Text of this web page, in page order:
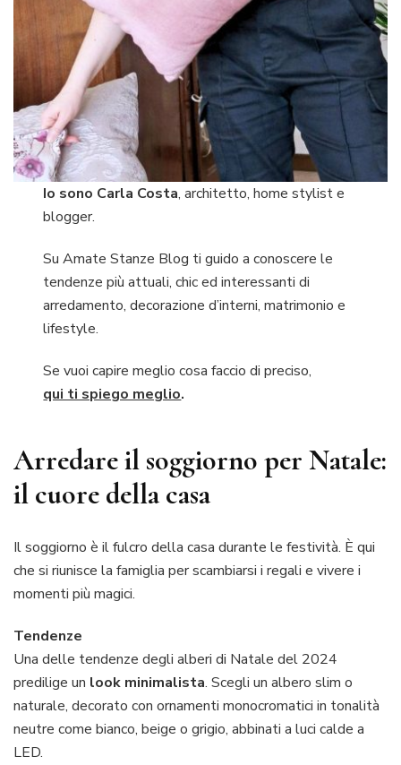
Io sono Carla Costa, architetto, home stylist e
blogger.
Su Amate Stanze Blog ti guido a conoscere le
tendenze più attuali, chic ed interessanti di
arredamento, decorazione d’interni, matrimonio e
lifestyle.
Se vuoi capire meglio cosa faccio di preciso,
qui ti spiego meglio.
Arredare il soggiorno per Natale:
il cuore della casa
Il soggiorno è il fulcro della casa durante le festività. È qui
che si riunisce la famiglia per scambiarsi i regali e vivere i
momenti più magici.
Tendenze
Una delle tendenze degli alberi di Natale del 2024
predilige un look minimalista. Scegli un albero slim o
naturale, decorato con ornamenti monocromatici in tonalità
neutre come bianco, beige o grigio, abbinati a luci calde a
LED.